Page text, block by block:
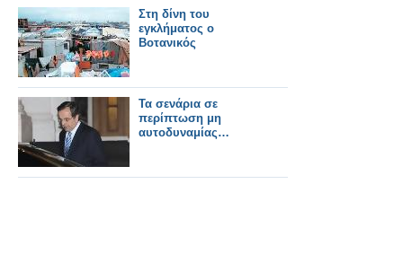
Στη δίνη του
εγκλήματος ο
Βοτανικός
Τα σενάρια σε
περίπτωση μη
αυτοδυναμίας…